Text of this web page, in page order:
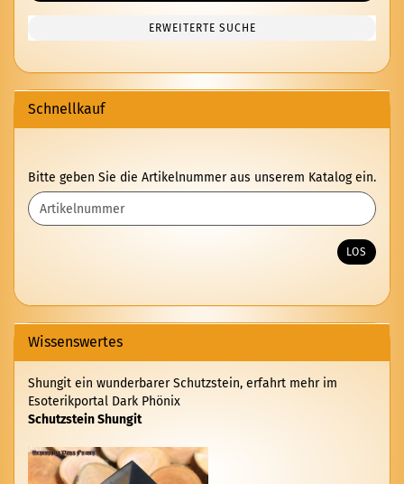
ERWEITERTE SUCHE
Schnellkauf
BITTE
GEBEN
SIE
DIE
KATALOG
EIN.
Bitte geben Sie die Artikelnummer aus unserem Katalog ein.
LOS
Wissenswertes
Shungit ein wunderbarer Schutzstein, erfahrt mehr im
Esoterikportal Dark Phönix
Schutzstein Shungit